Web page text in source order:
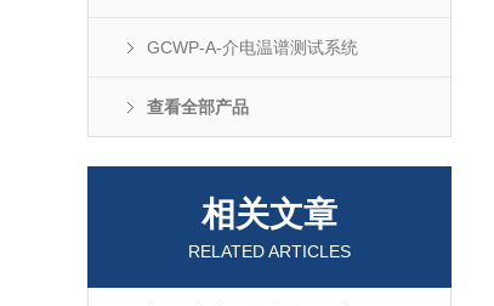
GCWP-A-介电温谱测试系统
查看全部产品
相关文章
RELATED ARTICLES